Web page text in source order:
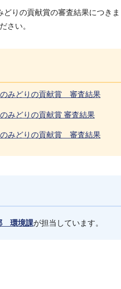
どりの貢献賞の審査結果につき
さい。
みどりの貢献賞 審査結果
みどりの貢献賞 審査結果
みどりの貢献賞 審査結果
環境課が担当しています。